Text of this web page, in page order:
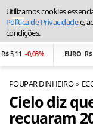
5,11 -0,03% EURO R$
POUPAR DINHEIRO
Cielo diz
recuaram
Utilizamos cookies
Política de Privacidadee,
condições.